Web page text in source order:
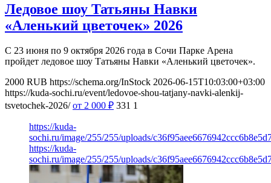
Ледовое шоу Татьяны Навки
«Аленький цветочек» 2026
С 23 июня по 9 октября 2026 года в Сочи Парке Арена
пройдет ледовое шоу Татьяны Навки «Аленький цветочек».
2000 RUB https://schema.org/InStock 2026-06-15T10:03:00+03:00
https://kuda-sochi.ru/event/ledovoe-shou-tatjany-navki-alenkij-
tsvetochek-2026/ от 2 000 ₽ 331 1
https://kuda-
sochi.ru/image/255/255/uploads/
https://kuda-
sochi.ru/image/255/255/uploads/